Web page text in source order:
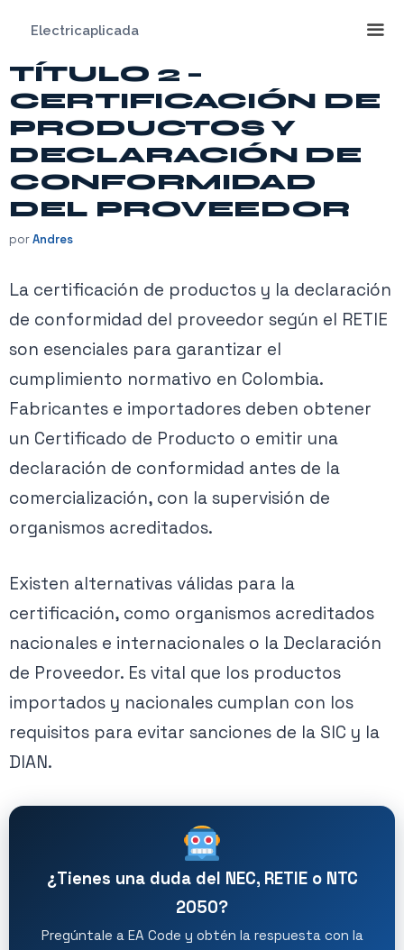
contenido
Electricaplicada
TÍTULO 2 –
CERTIFICACIÓN DE
PRODUCTOS Y
DECLARACIÓN DE
CONFORMIDAD
DEL PROVEEDOR
porAndres
La certificación de productos y la declaración
de conformidad del proveedor según el RETIE
son esenciales para garantizar el
cumplimiento normativo en Colombia.
Fabricantes e importadores deben obtener
un Certificado de Producto o emitir una
declaración de conformidad antes de la
comercialización, con la supervisión de
organismos acreditados.
Existen alternativas válidas para la
certificación, como organismos acreditados
nacionales e internacionales o la Declaración
de Proveedor. Es vital que los productos
importados y nacionales cumplan con los
requisitos para evitar sanciones de la SIC y la
DIAN.
¿Tienes una duda del NEC, RETIE o NTC
2050?
Pregúntale a EA Code y obtén la respuesta con la